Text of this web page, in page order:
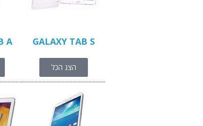
GALAXY TAB S
הצג הכל
A